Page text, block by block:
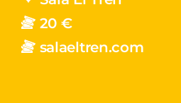
20 €
salaeltren.com